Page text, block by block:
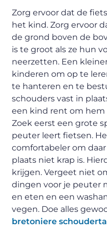
Zorg ervoor dat de
het kind. Zorg ervoor
de grond boven de
is te groot als ze hun
neerzetten. Een
kinderen om op te
te hanteren en te
schouders vast in
een kind rent om
Zoek eerst een grote
peuter leert fietsen.
comfortabeler om
plaats niet krap is.
krijgen. Vergeet niet
dingen voor je peuter
en eten en een
vegen. Doe alles
bretoniere